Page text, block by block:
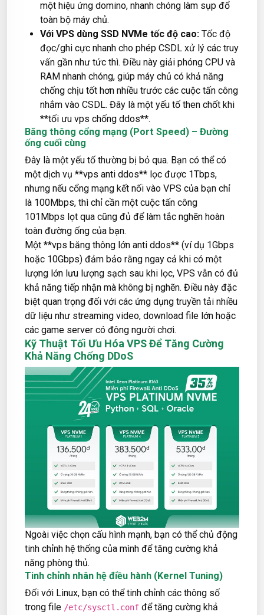
một hiệu ứng domino, nhanh chóng làm sụp đổ
toàn bộ máy chủ.
Với VPS dùng SSD NVMe tốc độ cao:Tốc độ
đọc/ghi cực nhanh cho phép CSDL xử lý các truy
vấn gần như tức thì. Điều này giải phóng CPU và
RAM nhanh chóng, giúp máy chủ có khả năng
chống chịu tốt hơn nhiều trước các cuộc tấn công
nhắm vào CSDL. Đây là một yếu tố then chốt khi
**tối ưu vps chống ddos**.
Băng thông cổng mạng (Port Speed) – Đường
ống cuối cùng
Đây là một yếu tố thường bị bỏ qua. Bạn có thể có
một dịch vụ **vps anti ddos** lọc được 1Tbps,
nhưng nếu cổng mạng kết nối vào VPS của bạn chỉ
là 100Mbps, thì chỉ cần một cuộc tấn công
101Mbps lọt qua cũng đủ để làm tắc nghẽn hoàn
toàn đường ống của bạn.
Một **vps băng thông lớn anti ddos** (ví dụ 1Gbps
hoặc 10Gbps) đảm bảo rằng ngay cả khi có một
lượng lớn lưu lượng sạch sau khi lọc, VPS vẫn có đủ
khả năng tiếp nhận mà không bị nghẽn. Điều này đặc
biệt quan trọng đối với các ứng dụng truyền tải nhiều
dữ liệu như streaming video, download file lớn hoặc
các game server có đông người chơi.
Kỹ Thuật Tối Ưu Hóa VPS Để Tăng Cường
Khả Năng Chống DDoS
Ngoài việc chọn cấu hình mạnh, bạn có thể chủ động
tinh chỉnh hệ thống của mình để tăng cường khả
năng phòng thủ.
Tinh chỉnh nhân hệ điều hành (Kernel Tuning)
Đối với Linux, bạn có thể tinh chỉnh các thông số
trong file /etc/sysctl.conf để tăng cường khả